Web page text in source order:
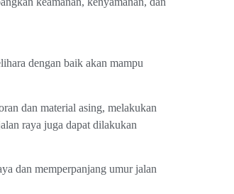
dengan baik akan mampu
dan material asing, melakukan
raya juga dapat dilakukan
dan memperpanjang umur jalan